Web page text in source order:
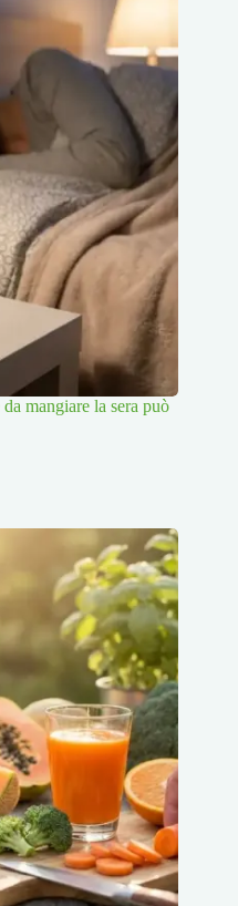
mangiare la sera può